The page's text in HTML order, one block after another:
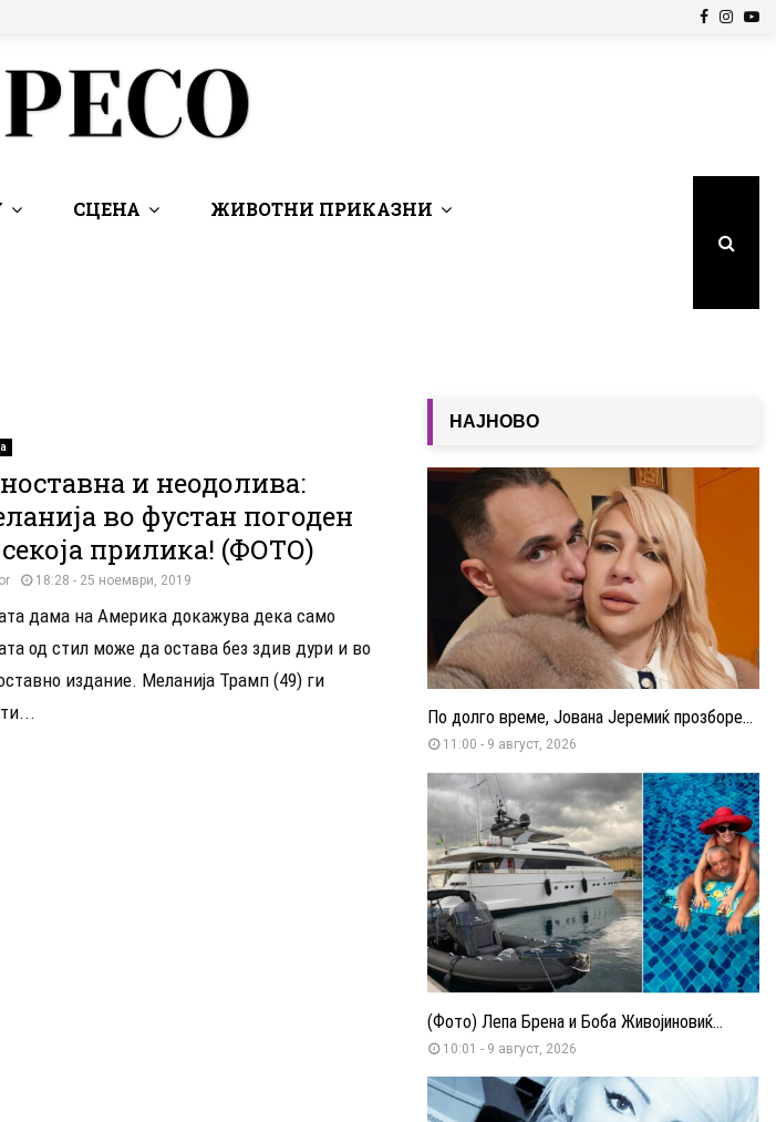
Facebook
СЦЕНА ЖИВОТНИ ПРИКАЗНИ
и неодолива:
во фустан погоден
прилика! (ФОТО)
18:28 - 25 ноември, 2019
дама на Америка докажува дека само
од стил може да остава без здив дури и во
издание. Меланија Трамп (49) ги
НАЈНОВО
По долго време, Јована Јеремиќ прозборе...
11:00 - 9 август, 2026
(Фото) Лепа Брена и Боба Живојиновиќ...
10:01 - 9 август, 2026